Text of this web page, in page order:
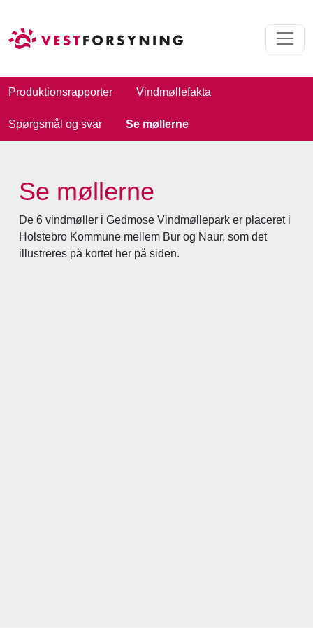
Produktionsrapporter Vindmøllefakta
Spørgsmål og svar Se møllerne
Se møllerne
De 6 vindmøller i Gedmose Vindmøllepark er placeret i
Holstebro Kommune mellem Bur og Naur, som det
illustreres på kortet her på siden.